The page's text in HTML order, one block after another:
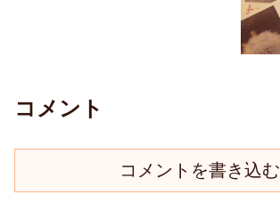
コメント
コメントを書き込む